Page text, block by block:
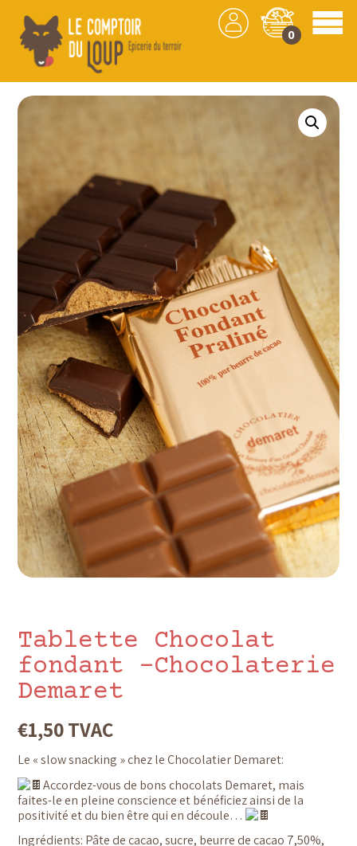
0
Les produits/Chocolat/ Confiserie
/ Tablette
Chocolat fondant -Chocolaterie Demaret
Tablette Chocolat
fondant -Chocolaterie
Demaret
€1,50TVAC
Le « slow snacking » chez le Chocolatier Demaret:
Accordez-vous de bons chocolats Demaret, mais
faites-le en pleine conscience et bénéficiez ainsi de la
positivité et du bien être qui en découle…
Ingrédients: Pâte de cacao, sucre, beurre de cacao 7,50%,